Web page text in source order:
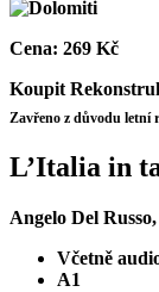
Cena: 269 Kč
Koupit
Zavřeno z důvodu letní
L’Italia in
Angelo Del
Včetně
A1